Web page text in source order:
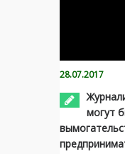
28.07.2017
могут